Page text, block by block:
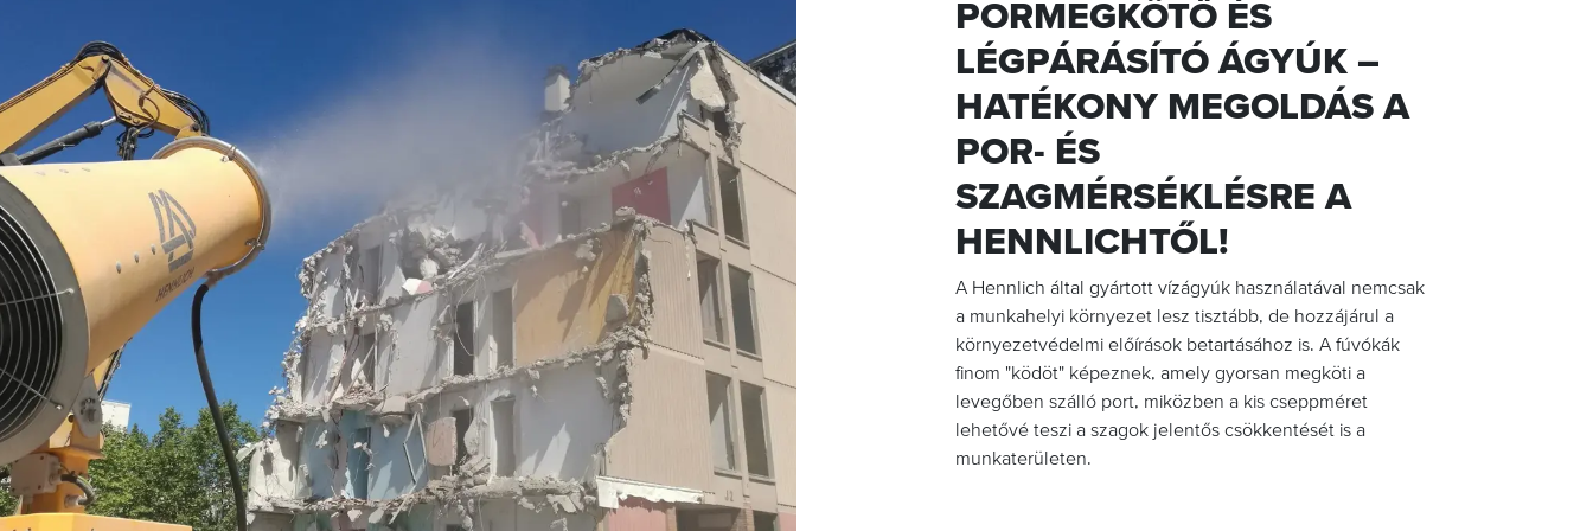
PORMEGKÖTŐ ÉS
LÉGPÁRÁSÍTÓ ÁGYÚK –
HATÉKONY MEGOLDÁS A
POR- ÉS
SZAGMÉRSÉKLÉSRE A
HENNLICHTŐL!
A Hennlich által gyártott vízágyúk használatával nemcsak
a munkahelyi környezet lesz tisztább, de hozzájárul a
környezetvédelmi előírások betartásához is. A fúvókák
finom "ködöt" képeznek, amely gyorsan megköti a
levegőben szálló port, miközben a kis cseppméret
lehetővé teszi a szagok jelentős csökkentését is a
munkaterületen.